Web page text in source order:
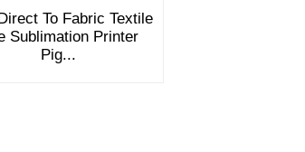
To Fabric Textile
Sublimation Printer
Pig...